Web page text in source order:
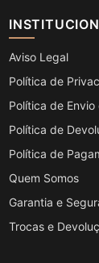
Aviso Legal
Política de
Política de Envio
Política de
Política de
Quem Somos
Garantia e
Trocas e